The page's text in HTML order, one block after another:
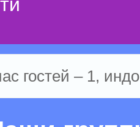
гостей – 1,